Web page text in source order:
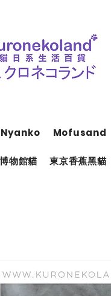
Mofusand
物館貓 東京香蕉黑貓